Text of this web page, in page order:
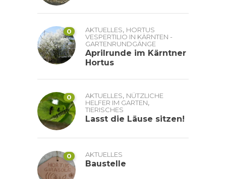
0 AKTUELLES, HORTUS
VESPERTILIO IN KÄRNTEN -
GARTENRUNDGÄNGE
Aprilrunde im Kärntner
Hortus
0 AKTUELLES, NÜTZLICHE
HELFER IM GARTEN,
TIERISCHES
Lasst die Läuse sitzen!
0 AKTUELLES
Baustelle